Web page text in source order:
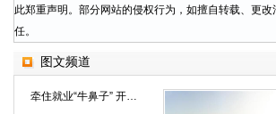
此郑重声明。部分网站的侵权行为，如擅自转载、更
任。
图文频道
牵住就业“牛鼻子” 开启脱贫“加速度”